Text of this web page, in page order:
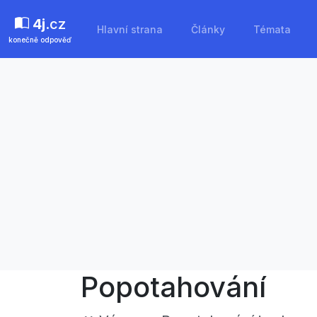
4j.cz
konečně odpověď
Hlavní strana Články Témata
Popotahování